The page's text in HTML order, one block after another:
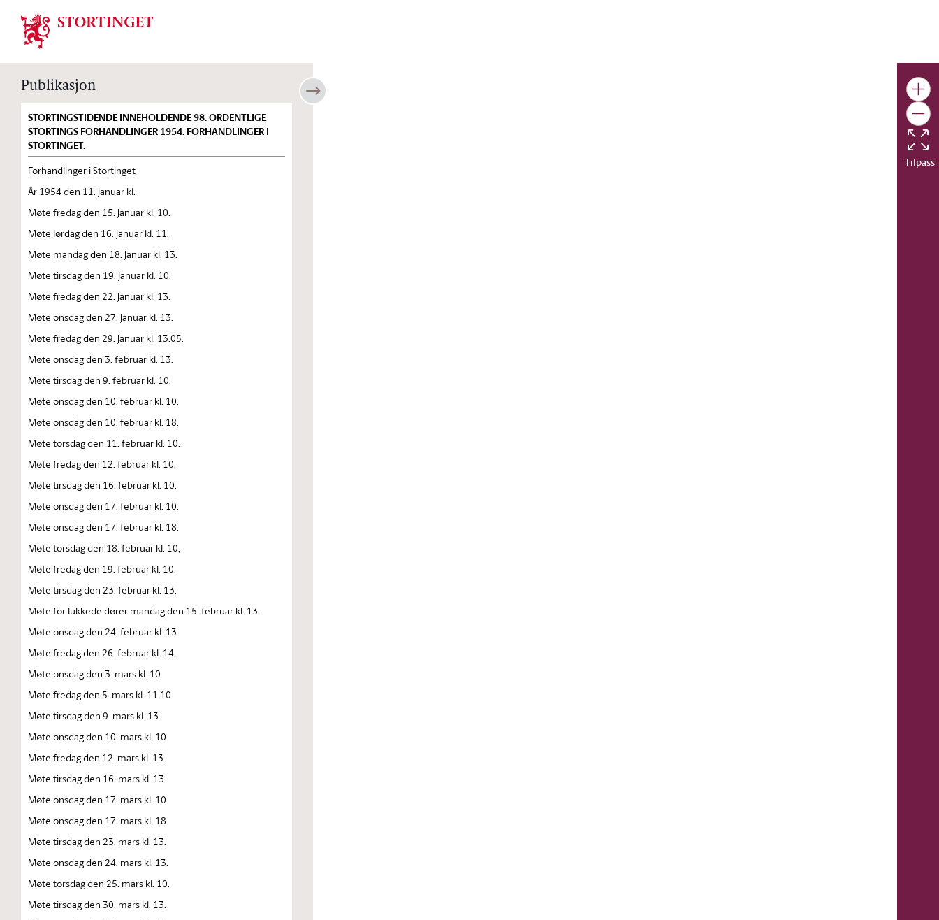
Stortinget.no
Publikasjon
STORTINGSTIDENDE INNEHOLDENDE 98. ORDENTLIGE
STORTINGS FORHANDLINGER 1954. FORHANDLINGER I
STORTINGET.
Forhandlinger i Stortinget
År 1954 den 11. januar kl.
Møte fredag den 15. januar kl. 10.
Møte lørdag den 16. januar kl. 11.
Møte mandag den 18. januar kl. 13.
Møte tirsdag den 19. januar kl. 10.
Møte fredag den 22. januar kl. 13.
Møte onsdag den 27. januar kl. 13.
Møte fredag den 29. januar kl. 13.05.
Møte onsdag den 3. februar kl. 13.
Møte tirsdag den 9. februar kl. 10.
Møte onsdag den 10. februar kl. 10.
Møte onsdag den 10. februar kl. 18.
Møte torsdag den 11. februar kl. 10.
Møte fredag den 12. februar kl. 10.
Møte tirsdag den 16. februar kl. 10.
Møte onsdag den 17. februar kl. 10.
Møte onsdag den 17. februar kl. 18.
Møte torsdag den 18. februar kl. 10,
Møte fredag den 19. februar kl. 10.
Møte tirsdag den 23. februar kl. 13.
Møte for lukkede dører mandag den 15. februar kl. 13.
Møte onsdag den 24. februar kl. 13.
Møte fredag den 26. februar kl. 14.
Møte onsdag den 3. mars kl. 10.
Møte fredag den 5. mars kl. 11.10.
Møte tirsdag den 9. mars kl. 13.
Møte onsdag den 10. mars kl. 10.
Møte fredag den 12. mars kl. 13.
Møte tirsdag den 16. mars kl. 13.
Møte onsdag den 17. mars kl. 10.
Møte onsdag den 17. mars kl. 18.
Møte tirsdag den 23. mars kl. 13.
Møte onsdag den 24. mars kl. 13.
Møte torsdag den 25. mars kl. 10.
Møte tirsdag den 30. mars kl. 13.